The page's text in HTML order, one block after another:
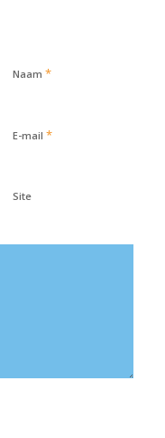
Naam *
E-mail *
Site